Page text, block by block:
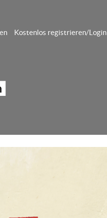
Kostenlos registrieren/Login